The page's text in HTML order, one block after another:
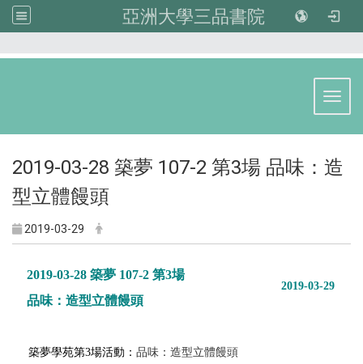
亞洲大學三品書院
2019-03-28 築夢 107-2 第3場 品味：造
型立體饅頭
2019-03-29
2019-03-28 築夢 107-2 第3場
品味：造型立體饅頭
2019-03-29
築夢學苑第3場活動： 品味：造型立體饅頭